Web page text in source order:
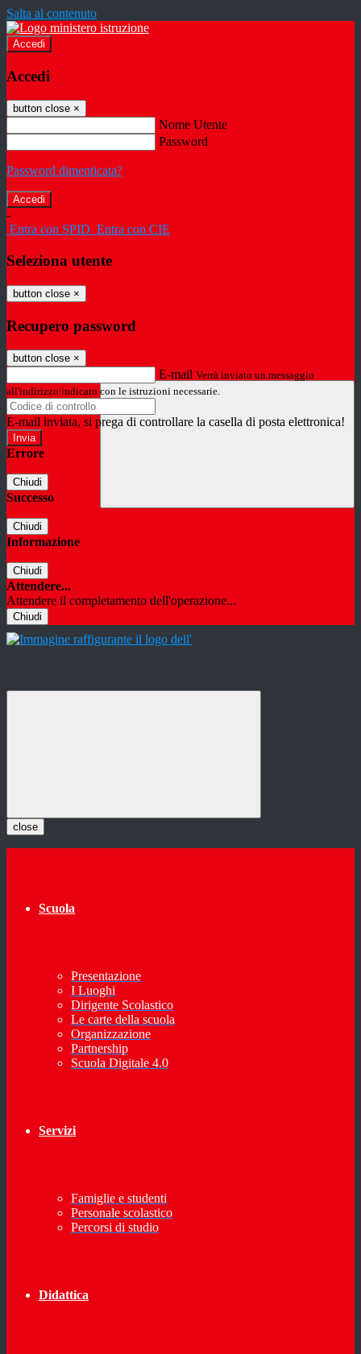
Salta al contenuto
Accedi
Accedi
button close ×
Nome Utente
Password
Password dimenticata?
-
Entra con SPID Entra con CIE
Seleziona utente
button close ×
Recupero password
button close ×
E-mail Verrà inviato un messaggio
all'indirizzo indicato con le istruzioni necessarie.
E-mail inviata, si prega di controllare la casella di posta elettronica!
Errore
Chiudi
Successo
Chiudi
Informazione
Chiudi
Attendere...
Attendere il completamento dell'operazione...
Chiudi
close
Scuola
Presentazione
I Luoghi
Dirigente Scolastico
Le carte della scuola
Organizzazione
Partnership
Scuola Digitale 4.0
Servizi
Famiglie e studenti
Personale scolastico
Percorsi di studio
Didattica